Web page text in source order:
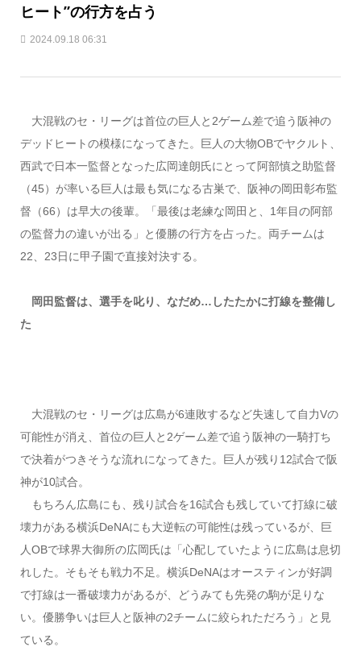
ヒート”の行方を占う
2024.09.18 06:31
大混戦のセ・リーグは首位の巨人と2ゲーム差で追う阪神の
デッドヒートの模様になってきた。巨人の大物OBでヤクルト、
西武で日本一監督となった広岡達朗氏にとって阿部慎之助監督
（45）が率いる巨人は最も気になる古巣で、阪神の岡田彰布監
督（66）は早大の後輩。「最後は老練な岡田と、1年目の阿部
の監督力の違いが出る」と優勝の行方を占った。両チームは
22、23日に甲子園で直接対決する。
岡田監督は、選手を叱り、なだめ…したたかに打線を整備し
た
大混戦のセ・リーグは広島が6連敗するなど失速して自力Vの
可能性が消え、首位の巨人と2ゲーム差で追う阪神の一騎打ち
で決着がつきそうな流れになってきた。巨人が残り12試合で阪
神が10試合。
もちろん広島にも、残り試合を16試合も残していて打線に破
壊力がある横浜DeNAにも大逆転の可能性は残っているが、巨
人OBで球界大御所の広岡氏は「心配していたように広島は息切
れした。そもそも戦力不足。横浜DeNAはオースティンが好調
で打線は一番破壊力があるが、どうみても先発の駒が足りな
い。優勝争いは巨人と阪神の2チームに絞られただろう」と見
ている。